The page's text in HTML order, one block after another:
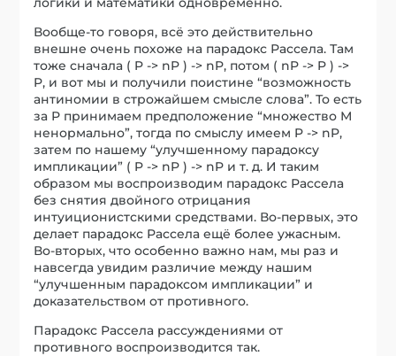
Вообще-то говоря, всё это действительно
внешне очень похоже на парадокс Рассела. Там
тоже сначала ( P -> nP ) -> nP, потом ( nP -> P ) ->
P, и вот мы и получили поистине “возможность
антиномии в строжайшем смысле слова”. То есть
за Р принимаем предположение “множество М
ненормально”, тогда по смыслу имеем P -> nP,
затем по нашему “улучшенному парадоксу
импликации” ( P -> nP ) -> nP и т. д. И таким
образом мы воспроизводим парадокс Рассела
без снятия двойного отрицания
интуиционистскими средствами. Во-первых, это
делает парадокс Рассела ещё более ужасным.
Во-вторых, что особенно важно нам, мы раз и
навсегда увидим различие между нашим
“улучшенным парадоксом импликации” и
доказательством от противного.
Парадокс Рассела рассуждениями от
противного воспроизводится так.